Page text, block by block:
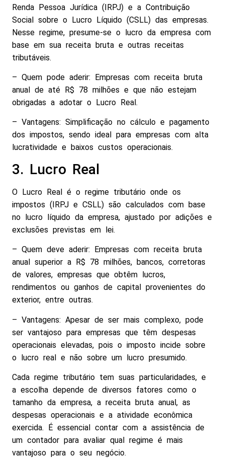
Renda Pessoa Jurídica (IRPJ) e a Contribuição
Social sobre o Lucro Líquido (CSLL) das empresas.
Nesse regime, presume-se o lucro da empresa com
base em sua receita bruta e outras receitas
tributáveis.
– Quem pode aderir: Empresas com receita bruta
anual de até R$ 78 milhões e que não estejam
obrigadas a adotar o Lucro Real.
– Vantagens: Simplificação no cálculo e pagamento
dos impostos, sendo ideal para empresas com alta
lucratividade e baixos custos operacionais.
3. Lucro Real
O Lucro Real é o regime tributário onde os
impostos (IRPJ e CSLL) são calculados com base
no lucro líquido da empresa, ajustado por adições e
exclusões previstas em lei.
– Quem deve aderir: Empresas com receita bruta
anual superior a R$ 78 milhões, bancos, corretoras
de valores, empresas que obtêm lucros,
rendimentos ou ganhos de capital provenientes do
exterior, entre outras.
– Vantagens: Apesar de ser mais complexo, pode
ser vantajoso para empresas que têm despesas
operacionais elevadas, pois o imposto incide sobre
o lucro real e não sobre um lucro presumido.
Cada regime tributário tem suas particularidades, e
a escolha depende de diversos fatores como o
tamanho da empresa, a receita bruta anual, as
despesas operacionais e a atividade econômica
exercida. É essencial contar com a assistência de
um contador para avaliar qual regime é mais
vantajoso para o seu negócio.